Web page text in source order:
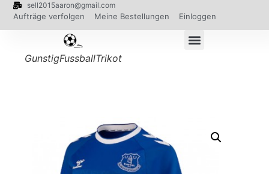
sell2015aaron@gmail.com
Aufträge verfolgen Meine Bestellungen Einloggen
GunstigFussballTrikot